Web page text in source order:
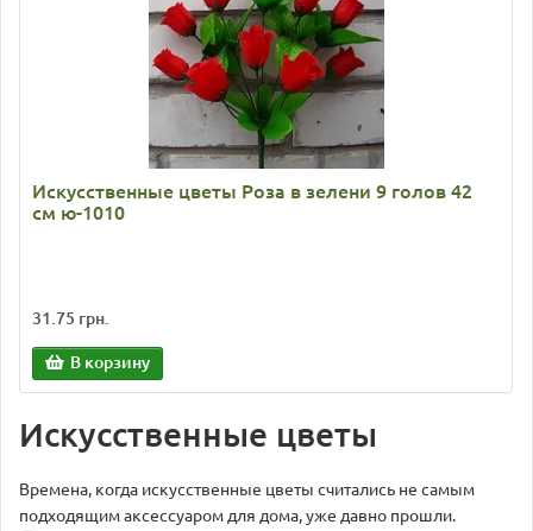
Искусственные цветы Роза в зелени 9 голов 42
см ю-1010
31.75 грн.
В корзину
Искусственные цветы
Времена, когда искусственные цветы считались не самым
подходящим аксессуаром для дома, уже давно прошли.